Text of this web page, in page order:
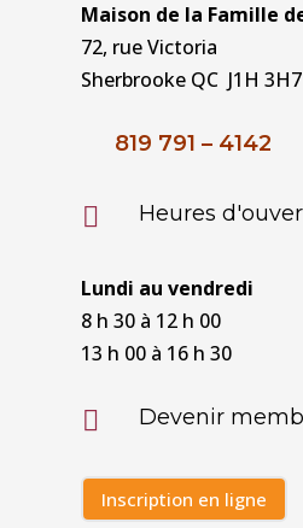
Maison de la Famille
72, rue Victoria
Sherbrooke QC J1H 3H7
819 791 – 4142
 Heures
Lundi au vendredi
8 h 30 à 12 h 00
13 h 00 à 16 h 30
 Devenir
Inscription en ligne